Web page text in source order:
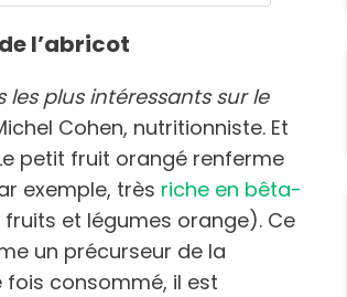
l’abricot
les plus intéressants sur le
Cohen, nutritionniste. Et
petit fruit orangé renferme
exemple, très riche en bêta-
et légumes orange). Ce
un précurseur de la
fois consommé, il est